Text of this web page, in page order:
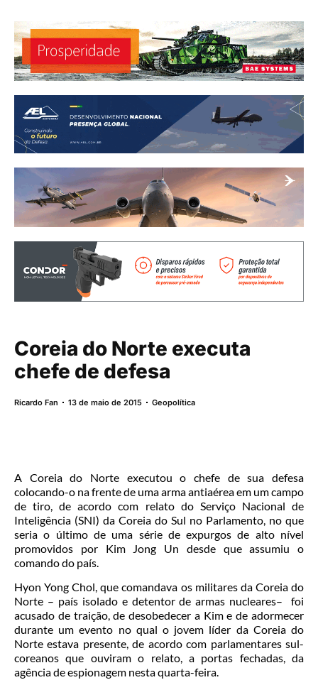
Coreia do Norte executa
chefe de defesa
Ricardo Fan 13 de maio de 2015 Geopolítica
A Coreia do Norte executou o chefe de sua defesa
colocando-o na frente de uma arma antiaérea em um campo
de tiro, de acordo com relato do Serviço Nacional de
Inteligência (SNI) da Coreia do Sul no Parlamento, no que
seria o último de uma série de expurgos de alto nível
promovidos por Kim Jong Un desde que assumiu o
comando do país.
Hyon Yong Chol, que comandava os militares da Coreia do
Norte – país isolado e detentor de armas nucleares– foi
acusado de traição, de desobedecer a Kim e de adormecer
durante um evento no qual o jovem líder da Coreia do
Norte estava presente, de acordo com parlamentares sul-
coreanos que ouviram o relato, a portas fechadas, da
agência de espionagem nesta quarta-feira.